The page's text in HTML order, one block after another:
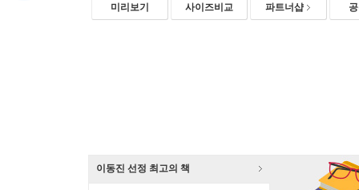
미리보기 사이즈비교 파트너샵
이동진 선정 최고의 책